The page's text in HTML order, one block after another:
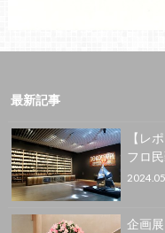
最新記事
【レ
フロ
企画